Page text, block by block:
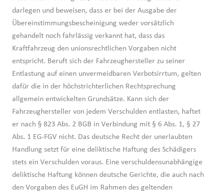
darlegen und beweisen, dass er bei der Ausgabe der
Übereinstimmungsbescheinigung weder vorsätzlich
gehandelt noch fahrlässig verkannt hat, dass das
Kraftfahrzeug den unionsrechtlichen Vorgaben nicht
entspricht. Beruft sich der Fahrzeughersteller zu seiner
Entlastung auf einen unvermeidbaren Verbotsirrtum, gelten
dafür die in der höchstrichterlichen Rechtsprechung
allgemein entwickelten Grundsätze. Kann sich der
Fahrzeughersteller von jedem Verschulden entlasten, haftet
er nach § 823 Abs. 2 BGB in Verbindung mit § 6 Abs. 1, § 27
Abs. 1 EG-FGV nicht. Das deutsche Recht der unerlaubten
Handlung setzt für eine deliktische Haftung des Schädigers
stets ein Verschulden voraus. Eine verschuldensunabhängige
deliktische Haftung können deutsche Gerichte, die auch nach
den Vorgaben des EuGH im Rahmen des geltenden